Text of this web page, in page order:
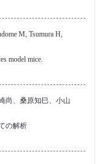
M, Tsumura H,
model mice.
尚、桑原知巳、小山
の解析